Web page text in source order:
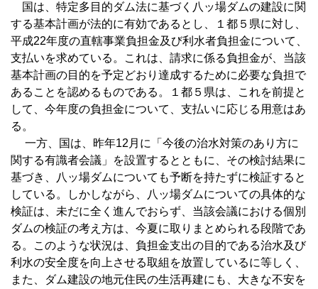
国は、特定多目的ダム法に基づく八ッ場ダムの建設に関
する基本計画が法的に有効であるとし、１都５県に対し、
平成22年度の直轄事業負担金及び利水者負担金について、
支払いを求めている。これは、請求に係る負担金が、当該
基本計画の目的を予定どおり達成するために必要な負担で
あることを認めるものである。１都５県は、これを前提と
して、今年度の負担金について、支払いに応じる用意はあ
る。
一方、国は、昨年12月に「今後の治水対策のあり方に
関する有識者会議」を設置するとともに、その検討結果に
基づき、八ッ場ダムについても予断を持たずに検証すると
している。しかしながら、八ッ場ダムについての具体的な
検証は、未だに全く進んでおらず、当該会議における個別
ダムの検証の考え方は、今夏に取りまとめられる段階であ
る。このような状況は、負担金支出の目的である治水及び
利水の安全度を向上させる取組を放置しているに等しく、
また、ダム建設の地元住民の生活再建にも、大きな不安を